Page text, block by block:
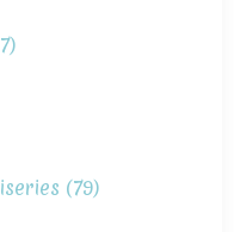
(79)